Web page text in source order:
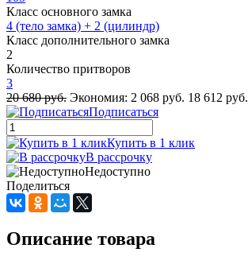
Класс основного замка
4 (тело замка) + 2 (цилиндр)
Класс дополнительного замка
2
Количество притворов
3
20 680 руб. Экономия: 2 068 руб. 18 612 руб.
Подписаться
Купить в 1 клик
В рассрочку
Недоступно
Поделиться
Описание товара